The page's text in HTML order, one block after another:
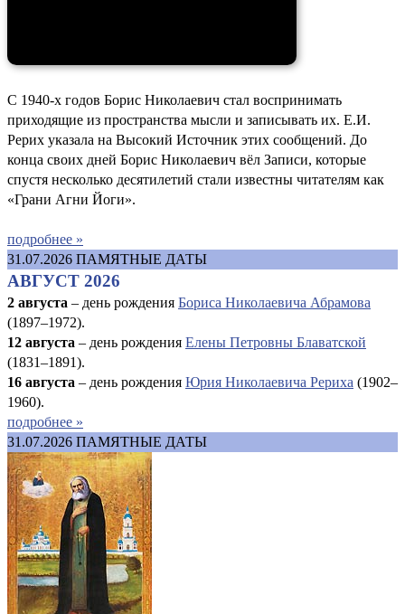
С 1940-х годов Борис Николаевич стал воспринимать
приходящие из пространства мысли и записывать их. Е.И.
Рерих указала на Высокий Источник этих сообщений. До
конца своих дней Борис Николаевич вёл Записи, которые
спустя несколько десятилетий стали известны читателям как
«Грани Агни Йоги».
подробнее »
31.07.2026 ПАМЯТНЫЕ ДАТЫ
АВГУСТ 2026
2 августа – день рождения Бориса Николаевича Абрамова
(1897–1972).
12 августа – день рождения Елены Петровны Блаватской
(1831–1891).
16 августа – день рождения Юрия Николаевича Рериха (1902–
1960).
подробнее »
31.07.2026 ПАМЯТНЫЕ ДАТЫ